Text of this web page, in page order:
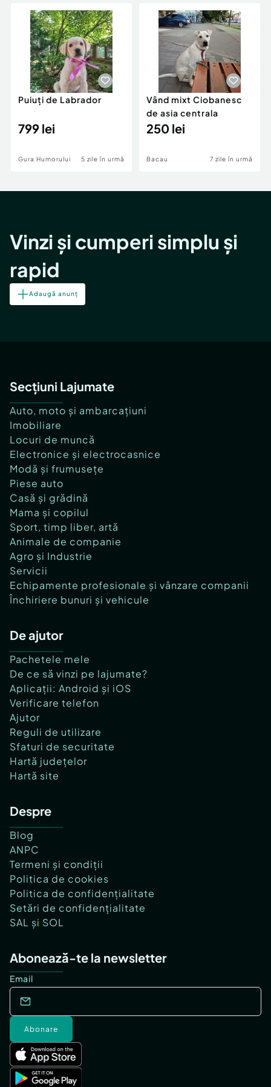
Servicii
Animale de companie
Afaceri și echipamente profesionale
Inchiriere Bunuri si Vehicule
Utilaje agricole si industriale
Piese auto si accesorii
Dacia Duster
Puiuți de Labrador
799 lei
Gura Humorului 5 zile în urmă
Vând mixt Ciobanesc
de asia centrala
250 lei
Bacau 7 zile în urmă
Vinzi și cumperi simplu și
rapid
Adaugă anunț
Secțiuni Lajumate
Auto, moto și ambarcațiuni
Imobiliare
Locuri de muncă
Electronice și electrocasnice
Modă și frumusețe
Piese auto
Casă și grădină
Mama și copilul
Sport, timp liber, artă
Animale de companie
Agro și Industrie
Servicii
Echipamente profesionale și vânzare companii
Închiriere bunuri și vehicule
De ajutor
Pachetele mele
De ce să vinzi pe lajumate?
Aplicații: Android și iOS
Verificare telefon
Ajutor
Reguli de utilizare
Sfaturi de securitate
Hartă județelor
Hartă site
Despre
Blog
ANPC
Termeni și condiții
Politica de cookies
Politica de confidențialitate
Setări de confidențialitate
SAL și SOL
Abonează-te la newsletter
Email
Abonare